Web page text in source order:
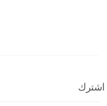
اشترك